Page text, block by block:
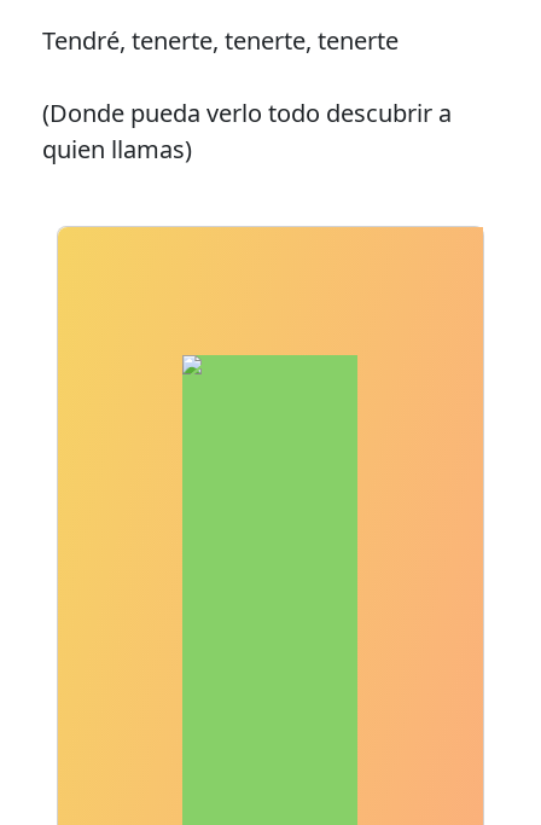
Tendré, tenerte, tenerte, tenerte
(Donde pueda verlo todo descubrir a
quien llamas)